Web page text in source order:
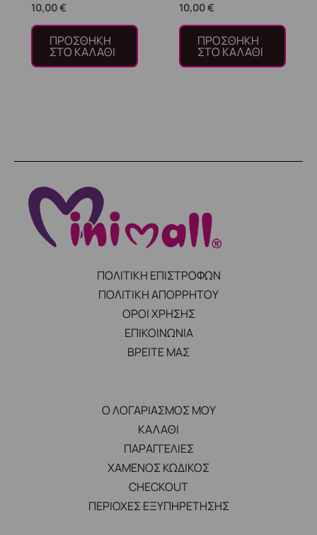
10,00€
ΠΡΟΣΘΉΚΗ
ΣΤΟ ΚΑΛΆΘΙ
10,00€
ΠΡΟΣΘΉΚΗ
ΣΤΟ ΚΑΛΆΘΙ
ΠΟΛΙΤΙΚΗ ΕΠΙΣΤΡΟΦΩΝ
ΠΟΛΙΤΙΚΗ ΑΠΟΡΡΗΤΟΥ
ΟΡΟΙ ΧΡΗΣΗΣ
ΕΠΙΚΟΙΝΩΝΙΑ
ΒΡΕΙΤΕ ΜΑΣ
Ο ΛΟΓΑΡΙΑΣΜΟΣ ΜΟΥ
ΚΑΛΑΘΙ
ΠΑΡΑΓΓΕΛΙΕΣ
ΧΑΜΕΝΟΣ ΚΩΔΙΚΟΣ
CHECKOUT
ΠΕΡΙΟΧΕΣ ΕΞΥΠΗΡΕΤΗΣΗΣ